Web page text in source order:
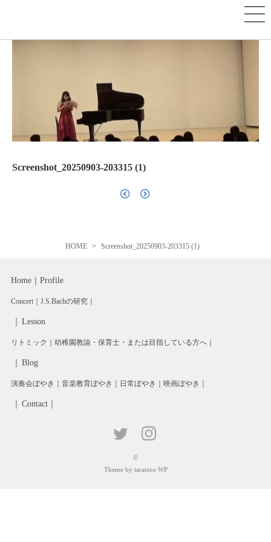
Screenshot_20250903-203315 (1)
HOME Screenshot_20250903-203315 (1)
Home Profile
Concert J.S.Bachの研究
Lesson
リトミック 幼稚園教諭・保育士・または目指している方へ
Blog
演奏会ぼやき 音楽教育ぼやき 日常ぼやき 映画ぼやき
Contact
©
Theme by taratoro WP